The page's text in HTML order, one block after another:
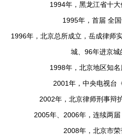
1994年，黑龙江省十大
1995年，首届 全国
1996年，北京总所成立，岳成律师
城、96年进京城
1998年，北京地区知名
2001年，中央电视台
2002年，北京律师刑事辩
2005年、2006年，连续两届
2008年，北京市荣